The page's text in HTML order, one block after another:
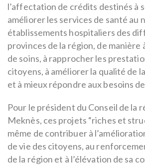
l’affectation de crédits destinés à
améliorer les services de santé au
établissements hospitaliers des
provinces de la région, de
de soins, à rapprocher les
citoyens, à améliorer la qualité de
et à mieux répondre aux besoins
Pour le président du Conseil de la
Meknès, ces projets “riches et
même de contribuer à
de vie des citoyens, au
de la région et à l’élévation de sa